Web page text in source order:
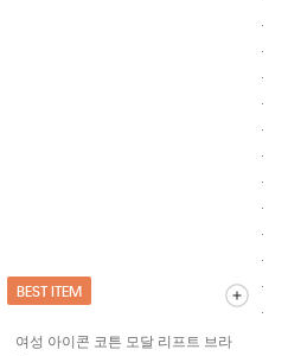
BEST ITEM
여성 아이콘 코튼 모달 리프트 브라